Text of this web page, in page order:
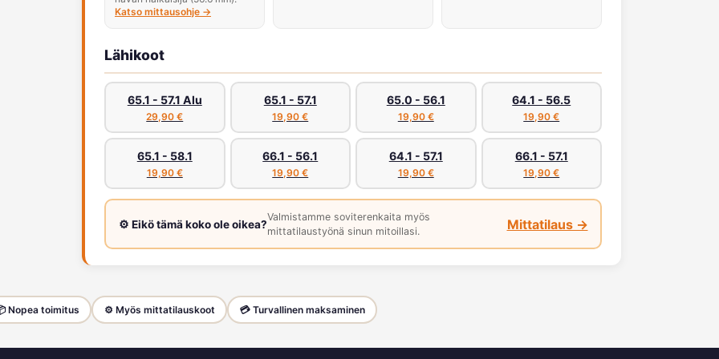
Katso mittausohje →
Lähikoot
65.1 - 57.1 Alu
29,90 €
65.1 - 57.1
19,90 €
65.0 - 56.1
19,90 €
64.1 - 56.5
19,90 €
65.1 - 58.1
19,90 €
66.1 - 56.1
19,90 €
64.1 - 57.1
19,90 €
66.1 - 57.1
19,90 €
⚙️ Eikö tämä koko ole oikea?
Valmistamme soviterenkaita myös
mittatilaustyönä sinun mitoillasi.
Mittatilaus →
Nopea toimitus ⚙️ Myös mittatilauskoot 💳 Turvallinen maksaminen